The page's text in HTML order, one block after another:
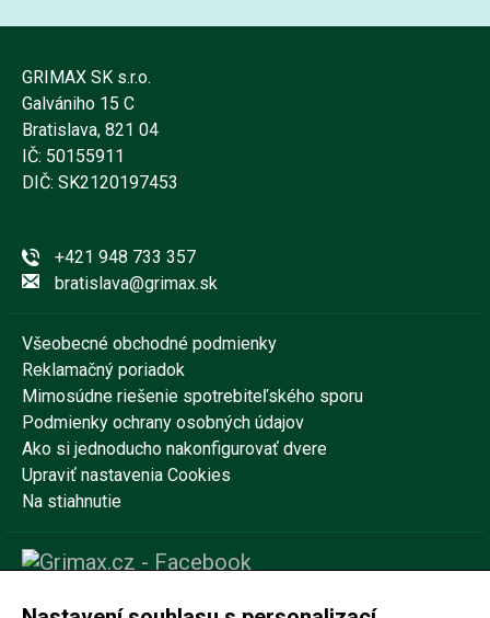
GRIMAX SK s.r.o.
Galvániho 15 C
Bratislava, 821 04
IČ: 50155911
DIČ: SK2120197453
+421 948 733 357
bratislava@grimax.sk
Všeobecné obchodné podmienky
Reklamačný poriadok
Mimosúdne riešenie spotrebiteľského sporu
Podmienky ochrany osobných údajov
Ako si jednoducho nakonfigurovať dvere
Upraviť nastavenia Cookies
Na stiahnutie